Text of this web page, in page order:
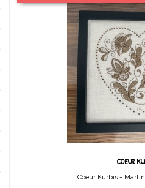
COEUR
Coeur Kurbis -